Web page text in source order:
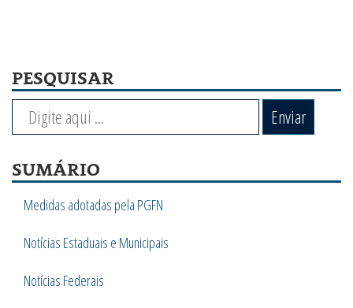
PESQUISAR
Enviar
SUMÁRIO
Medidas adotadas pela PGFN
Notícias Estaduais e Municipais
Notícias Federais